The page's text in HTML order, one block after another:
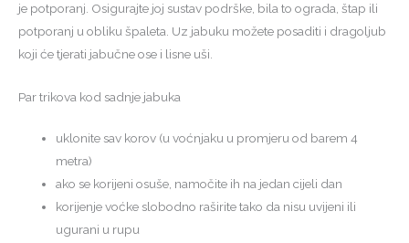
je potporanj. Osigurajte joj sustav podrške, bila to ograda, štap ili
potporanj u obliku špaleta. Uz jabuku možete posaditi i dragoljub
koji će tjerati jabučne ose i lisne uši.
Par trikova kod sadnje jabuka
uklonite sav korov (u voćnjaku u promjeru od barem 4
metra)
ako se korijeni osuše, namočite ih na jedan cijeli dan
korijenje voćke slobodno raširite tako da nisu uvijeni ili
ugurani u rupu